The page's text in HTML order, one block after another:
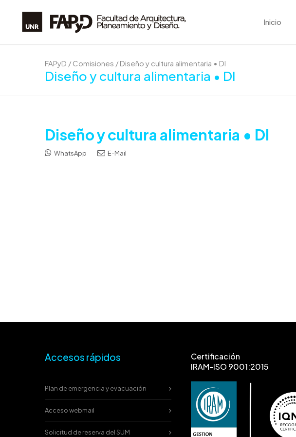
Inicio
FAPyD / Comisiones / Diseño y cultura alimentaria • DI
Diseño y cultura alimentaria • DI
Diseño y cultura alimentaria • DI
WhatsApp E-Mail
Accesos rápidos
Plan de emergencia y evacuación
Acceso webmail
Solicitud de reserva del SUM
Certificación
IRAM-ISO 9001:2015